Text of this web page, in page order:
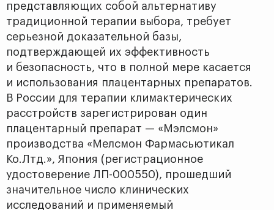
представляющих собой альтернативу
традиционной терапии выбора, требует
серьезной доказательной базы,
подтверждающей их эффективность
и безопасность, что в полной мере касается
и использования плацентарных препаратов.
В России для терапии климактерических
расстройств зарегистрирован один
плацентарный препарат — «Мэлсмон»
производства «Мелсмон Фармасьютикал
Ко.Лтд.», Япония (регистрационное
удостоверение ЛП-000550), прошедший
значительное число клинических
исследований и применяемый